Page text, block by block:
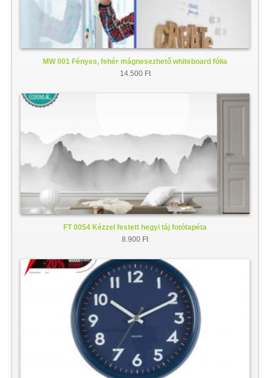
MW 001 Fényes, fehér mágnesezhető whiteboard fólia
14.500 Ft
FT 0054 Kézzel festett hegyi táj fotótapéta
8.900 Ft